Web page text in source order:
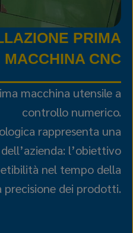
PRIMA
MACCHINA CNC
macchina utensile a
controllo numerico.
rappresenta una
l’obiettivo
nel tempo della
precisione dei prodotti.